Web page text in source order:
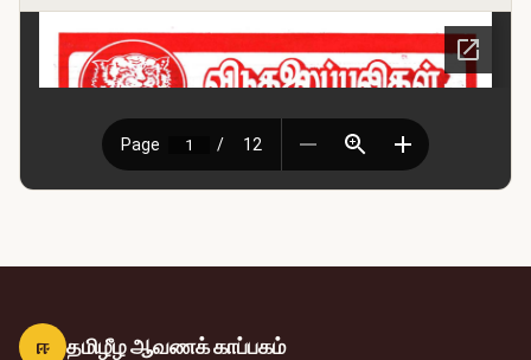
ஈ தமிழீழ ஆவணக் காப்பகம்